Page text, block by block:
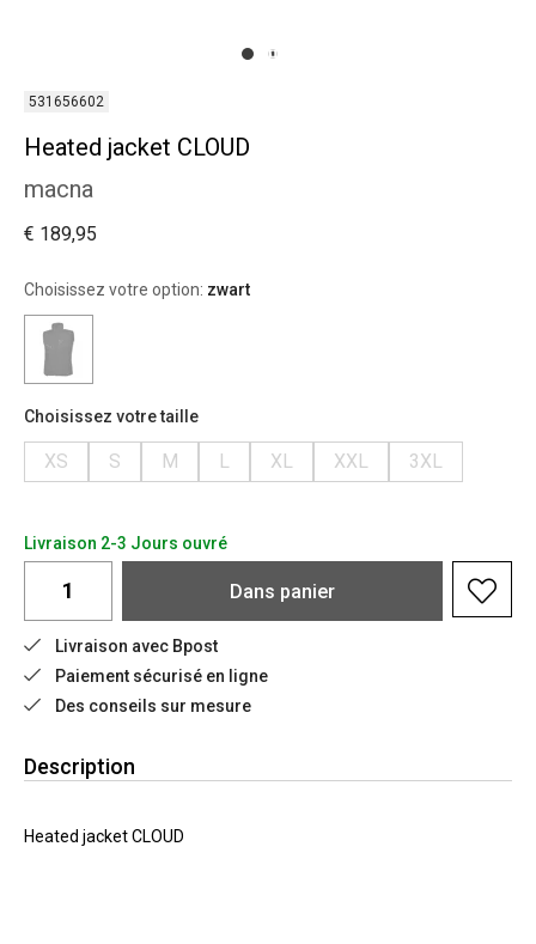
531656602
Heated jacket CLOUD
macna
€ 189,95
Choisissez votre option: zwart
Choisissez votre taille
XS S M L XL XXL 3XL
Livraison 2-3 Jours ouvré
Dans panier
Livraison avec Bpost
Paiement sécurisé en ligne
Des conseils sur mesure
Description
Heated jacket CLOUD